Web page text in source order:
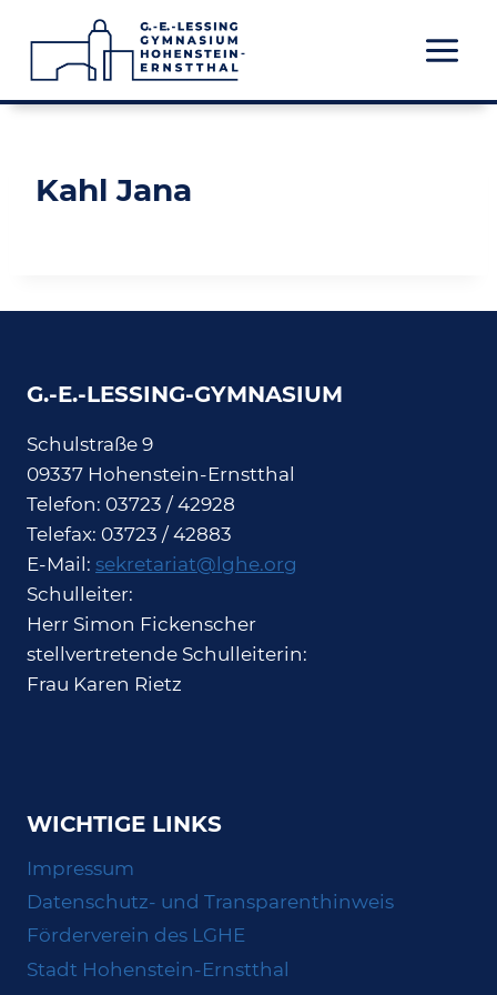
Inhalt
springen
Kahl Jana
G.-E.-LESSING-GYMNASIUM
Schulstraße 9
09337 Hohenstein-Ernstthal
Telefon: 03723 / 42928
Telefax: 03723 / 42883
E-Mail: sekretariat@lghe.org
Schulleiter:
Herr Simon Fickenscher
stellvertretende Schulleiterin:
Frau Karen Rietz
WICHTIGE LINKS
Impressum
Datenschutz- und Transparenthinweis
Förderverein des LGHE
Stadt Hohenstein-Ernstthal